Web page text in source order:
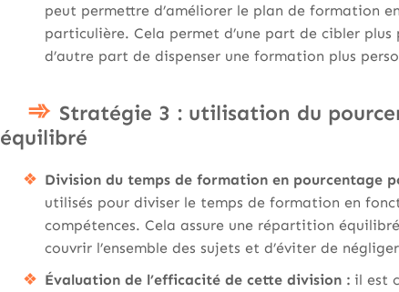
peut permettre d’améliorer le plan de formation
particulière. Cela permet d’une part de cibler
d’autre part de dispenser une formation plus
Stratégie 3 : utilisation du
équilibré
Division du temps de formation en pourcentage
utilisés pour diviser le temps de formation en
compétences. Cela assure une répartition
couvrir l’ensemble des sujets et d’éviter de
Évaluation de l’efficacité de cette division : il est